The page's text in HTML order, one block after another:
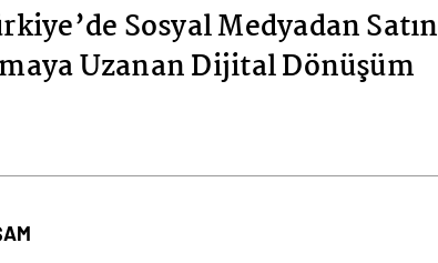
Sosyal Medyadan Satın
Uzanan Dijital Dönüşüm